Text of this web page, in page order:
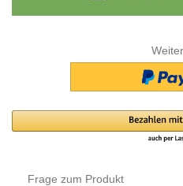
Frage zum Produkt